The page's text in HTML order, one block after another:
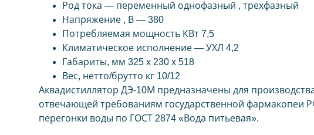
Род тока — переменный однофазный , трехфазный
Напряжение , В — 380
Потребляемая мощность КВт 7,5
Климатическое исполнение — УХЛ 4,2
Габариты, мм 325 x 230 x 518
Вес, нетто/брутто кг 10/12
Аквадистиллятор ДЭ-10М предназначены для
отвечающей требованиям государственной фармакопеи
перегонки воды по ГОСТ 2874 «Вода питьевая».